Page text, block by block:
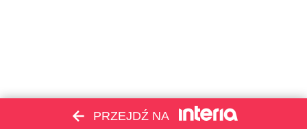
PRZEJDŹ NA